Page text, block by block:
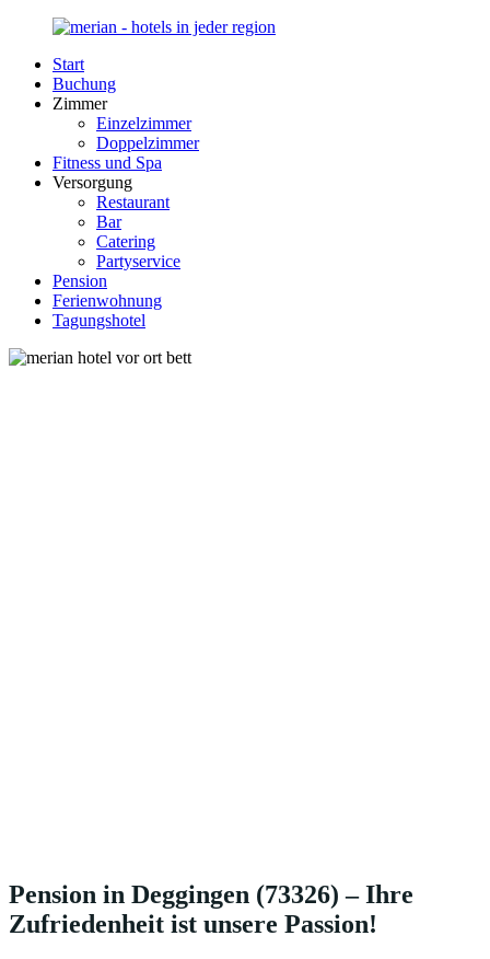
Zurück
Inhalt
Merian-
Hotel.de
Portal
Unterkunft
Deutschland
Start
Buchung
Zimmer
Einzelzimmer
Doppelzimmer
Fitness und Spa
Versorgung
Restaurant
Bar
Catering
Partyservice
Pension
Ferienwohnung
Tagungshotel
Pension in Deggingen (73326) – Ihre
Zufriedenheit ist unsere Passion!